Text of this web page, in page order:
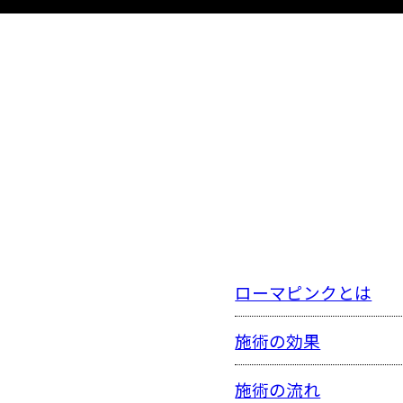
ローマピンクとは
施術の効果
施術の流れ